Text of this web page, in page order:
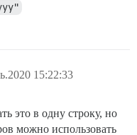
15:22:33
это в одну строку, но
можно использовать